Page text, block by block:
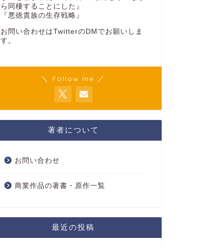
ら同棲することにした』
『悪徳貴族の生存戦略』
お問い合わせはTwitterのDMでお願いしま
す。
＼ Follow me ／
著者について
お問い合わせ
商業作品の著書・原作一覧
最近の投稿